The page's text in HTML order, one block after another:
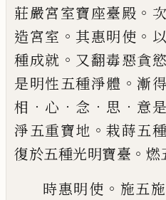
莊嚴宮室寶座臺殿 。
造宮室 。其惠明使 。
種成就 。 又翻毒惡貪
是明性五種淨體 。漸
相 ． 心 ． 念 ． 思 ． 意是
淨五重寶地 。栽蒔五
復於五種光明寶臺 。 燃
時惠明使 。 施五